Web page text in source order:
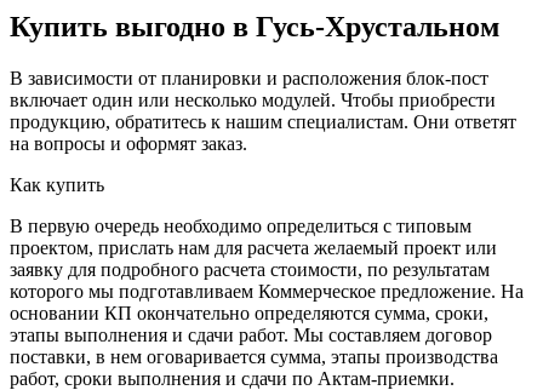
Купить выгодно в Гусь-Хрустальном
В зависимости от планировки и расположения блок-пост
включает один или несколько модулей. Чтобы приобрести
продукцию, обратитесь к нашим специалистам. Они ответят
на вопросы и оформят заказ.
Как купить
В первую очередь необходимо определиться с типовым
проектом, прислать нам для расчета желаемый проект или
заявку для подробного расчета стоимости, по результатам
которого мы подготавливаем Коммерческое предложение. На
основании КП окончательно определяются сумма, сроки,
этапы выполнения и сдачи работ. Мы составляем договор
поставки, в нем оговаривается сумма, этапы производства
работ, сроки выполнения и сдачи по Актам-приемки.